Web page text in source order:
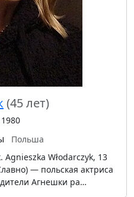
(45 лет)
Польша
Włodarczyk, 13
— польская актриса
Агнешки ра…